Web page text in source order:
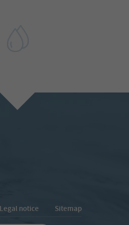
Legal notice Sitemap